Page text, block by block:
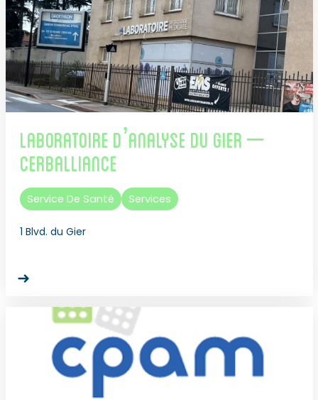
Laboratoire d’Analyse du Gier –
Cerballiance
Service De Santé Services
1 Blvd. du Gier